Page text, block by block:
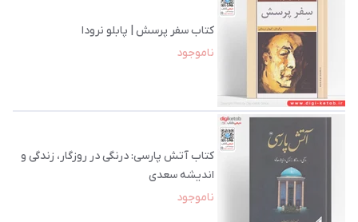
کتاب سفر پرسش | پابلو نرودا
ناموجود
کتاب آتش پارسی: درنگی در روزگار، زندگی و
اندیشه سعدی
ناموجود